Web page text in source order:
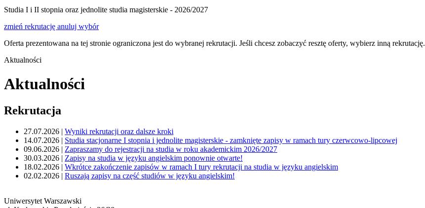
Studia I i II stopnia oraz jednolite studia magisterskie - 2026/2027
zmień rekrutację anuluj wybór
Oferta prezentowana na tej stronie ograniczona jest do wybranej rekrutacji. Jeśli chcesz zobaczyć resztę oferty, wybierz inną rekrutację.
Aktualności
Aktualności
Rekrutacja
27.07.2026 | Wyniki rekrutacji oraz dalsze kroki
14.07.2026 | Studia stacjonarne I stopnia i jednolite magisterskie - zamknięte zapisy w ramach tury czerwcowo-lipcowej
09.06.2026 | Zapraszamy do rejestracji na studia w roku akademickim 2026/2027
30.03.2026 | Zapisy na studia w języku angielskim ponownie otwarte!
18.02.2026 | Wkrótce zakończenie zapisów w ramach I tury rekrutacji na studia w języku angielskim
02.02.2026 | Ruszają zapisy na część studiów w języku angielskim!
Uniwersytet Warszawski